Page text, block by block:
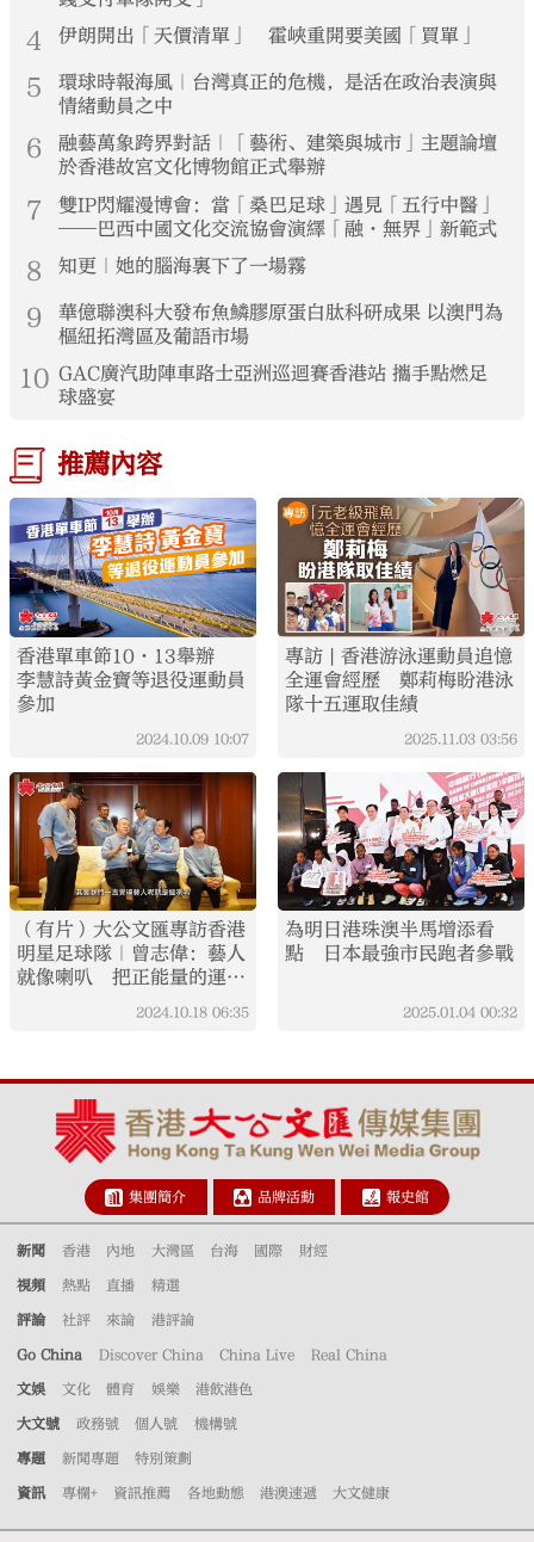
4 伊朗開出「天價清單」 霍峽重開要美國「買單」
5
環球時報海風｜台灣真正的危機，是活在政治表演與
情緒動員之中
6
融藝萬象跨界對話｜「藝術、建築與城市」主題論壇
於香港故宮文化博物館正式舉辦
7
雙IP閃耀漫博會：當「桑巴足球」遇見「五行中醫」
——巴西中國文化交流協會演繹「融·無界」新範式
8 知更｜她的腦海裏下了一場霧
9
華億聯澳科大發布魚鱗膠原蛋白肽科研成果 以澳門為
樞紐拓灣區及葡語市場
10 GAC廣汽助陣車路士亞洲巡迴賽香港站 攜手點燃足
球盛宴
推薦內容
香港單車節10·13舉辦
李慧詩黃金寶等退役運動員
參加
2024.10.09 10:07
專訪 | 香港游泳運動員追憶
全運會經歷 鄭莉梅盼港泳
隊十五運取佳績
2025.11.03 03:56
（有片）大公文匯專訪香港
明星足球隊｜曾志偉：藝人
就像喇叭 把正能量的運動
2024.10.18 06:35
為明日港珠澳半馬增添看
點 日本最強市民跑者參戰
2025.01.04 00:32
集團簡介 品牌活動 報史館
新聞 香港 內地 大灣區 台海 國際 財經
視頻 熱點 直播 精選
評論 社評 來論 港評論
Go China Discover China China Live Real China
文娛 文化 體育 娛樂 港飲港色
大文號 政務號 個人號 機構號
專題 新聞專題 特別策劃
資訊 專欄+ 資訊推薦 各地動態 港澳速遞 大文健康